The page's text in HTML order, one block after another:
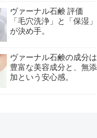
ヴァーナル石鹸 評価
「毛穴洗浄」と「保湿」
が決め手。
ヴァーナル石鹸の成分は
豊富な美容成分と、無添
加という安心感。